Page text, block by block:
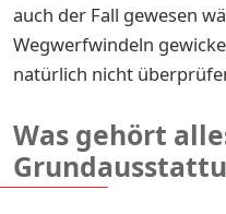
auch der Fall gewesen
Wegwerfwindeln
natürlich nicht
Was gehört